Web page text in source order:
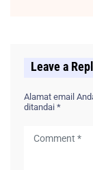
Leave a
Alamat email
ditandai *